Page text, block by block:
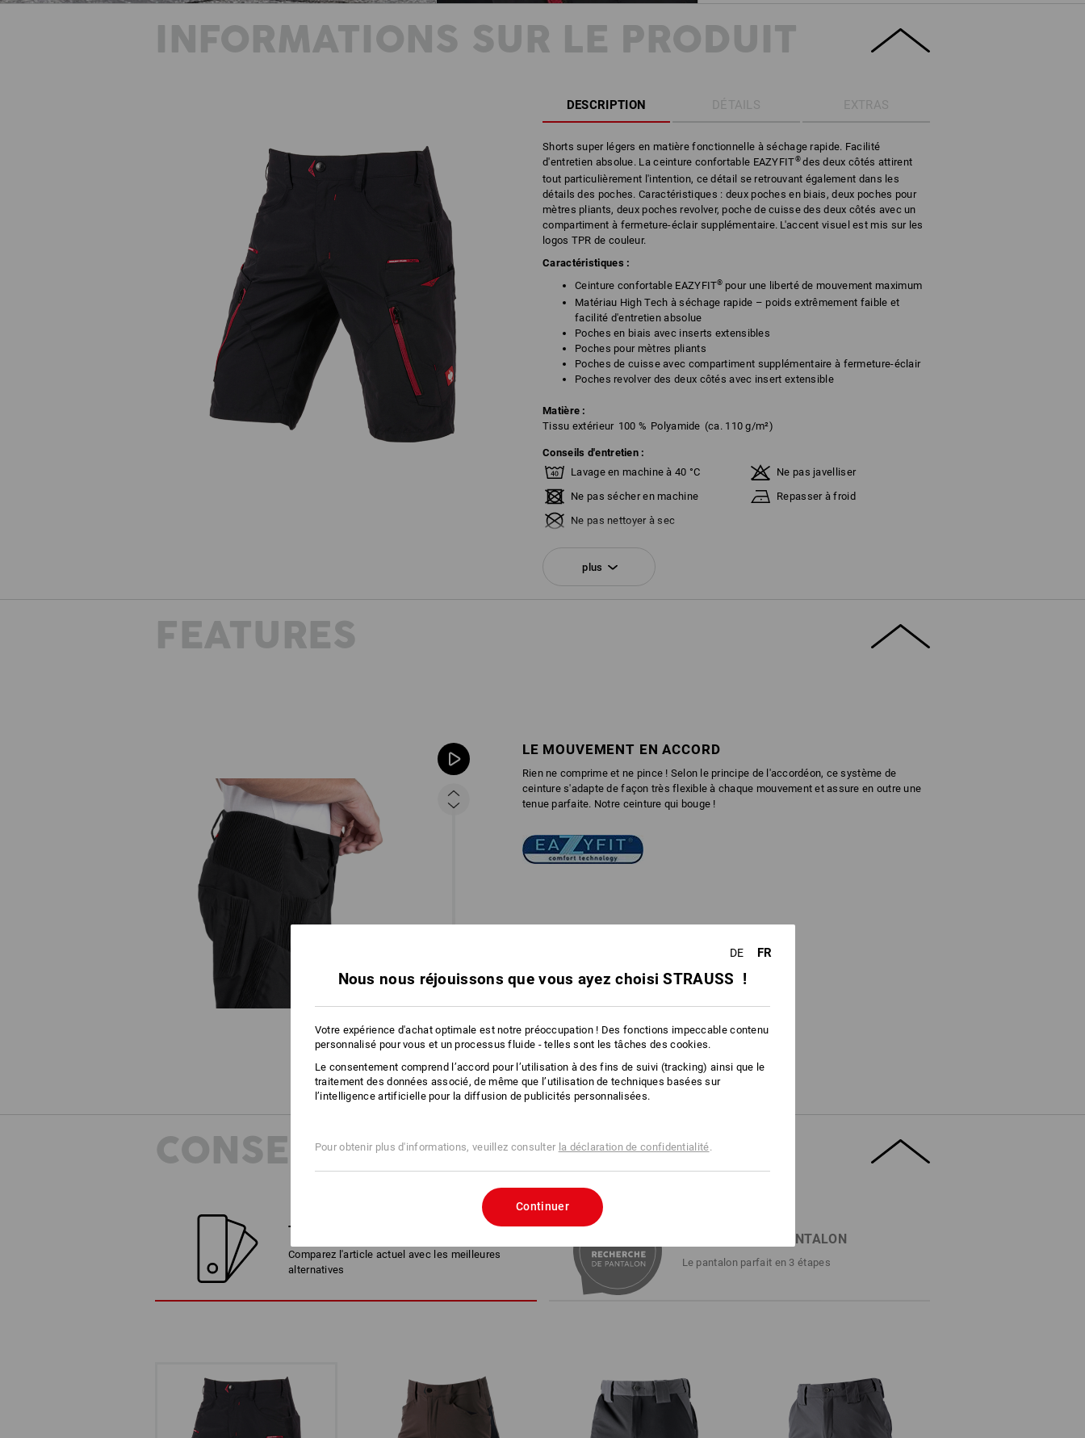
INFORMATIONS SUR LE PRODUIT
DESCRIPTION DÉTAILS EXTRAS
Shorts super légers en matière fonctionnelle à séchage rapide. Facilité
d'entretien absolue. La ceinture confortable EAZYFIT® des deux côtés attirent
tout particulièrement l'intention, ce détail se retrouvant également dans les
détails des poches. Caractéristiques : deux poches en biais, deux poches pour
mètres pliants, deux poches revolver, poche de cuisse des deux côtés avec un
compartiment à fermeture-éclair supplémentaire. L'accent visuel est mis sur les
logos TPR de couleur.
Caractéristiques :
Ceinture confortable EAZYFIT® pour une liberté de mouvement maximum
Matériau High Tech à séchage rapide – poids extrêmement faible et
facilité d'entretien absolue
Poches en biais avec inserts extensibles
Poches pour mètres pliants
Poches de cuisse avec compartiment supplémentaire à fermeture-éclair
Poches revolver des deux côtés avec insert extensible
Matière :
Tissu extérieur 100 % Polyamide (ca. 110 g/m²)
Conseils d'entretien :
Lavage en machine à 40 °C
Ne pas javelliser
Ne pas sécher en machine
Repasser à froid
Ne pas nettoyer à sec
plus
FEATURES
LE MOUVEMENT EN ACCORD
Rien ne comprime et ne pince ! Selon le principe de l'accordéon, ce système de
ceinture s'adapte de façon très flexible à chaque mouvement et assure en outre une
tenue parfaite. Notre ceinture qui bouge !
CONSEILS D'ACHAT
TROUVER DES ALTERNATIVES
Comparez l'article actuel avec les meilleures
alternatives
RECHERCHE DE PANTALON
Le pantalon parfait en 3 étapes
DE FR
Nous nous réjouissons que vous ayez choisi STRAUSS !
Votre expérience d'achat optimale est notre préoccupation ! Des fonctions impeccable contenu
personnalisé pour vous et un processus fluide - telles sont les tâches des cookies.
Le consentement comprend l’accord pour l’utilisation à des fins de suivi (tracking) ainsi que le
traitement des données associé, de même que l’utilisation de techniques basées sur
l’intelligence artificielle pour la diffusion de publicités personnalisées.
Pour obtenir plus d'informations, veuillez consulter la déclaration de confidentialité.
Continuer